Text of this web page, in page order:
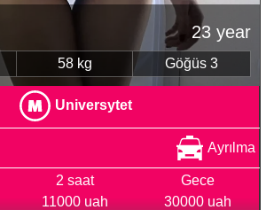
23 year
58 kg Göğüs 3
Universytet
Ayrılma
2 saat
11000 uah
Gece
30000 uah